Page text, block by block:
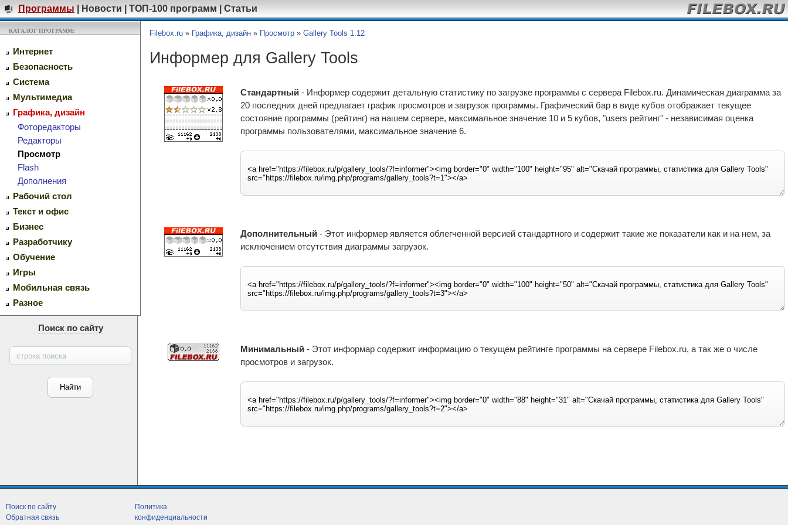
Программы Новости ТОП-100 программ Статьи
КАТАЛОГ ПРОГРАММ:
Интернет
Безопасность
Система
Мультимедиа
Графика, дизайн
Фоторедакторы
Редакторы
Просмотр
Flash
Дополнения
Рабочий стол
Текст и офис
Бизнес
Разработчику
Обучение
Игры
Мобильная связь
Разное
Поиск по сайту
Filebox.ru » Графика, дизайн » Просмотр » Gallery Tools 1.12
Информер для Gallery Tools
Стандартный - Информер содержит детальную статистику по загрузке программы с сервера Filebox.ru. Динамическая диаграмма за
20 последних дней предлагает график просмотров и загрузок программы. Графический бар в виде кубов отображает текущее
состояние программы (рейтинг) на нашем сервере, максимальное значение 10 и 5 кубов, "users рейтинг" - независимая оценка
программы пользователями, максимальное значение 6.
Дополнительный - Этот информер является облегченной версией стандартного и содержит такие же показатели как и на нем, за
исключением отсутствия диаграммы загрузок.
Минимальный - Этот информар содержит информацию о текущем рейтинге программы на сервере Filebox.ru, а так же о числе
просмотров и загрузок.
Поиск по сайту
Обратная связь
Политика
конфиденциальности